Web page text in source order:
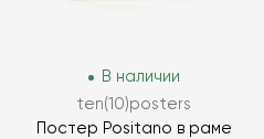
В наличии
ten(10)posters
Постер Positano в раме